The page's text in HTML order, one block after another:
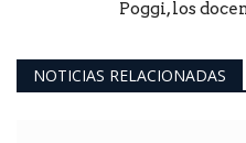
Poggi, los
NOTICIAS RELACIONADAS